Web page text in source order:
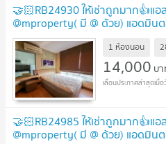
🤝🏻RB24930 ให้เช่าถูกมาก👍แ
@mproperty( มี @ ด้วย) แอดมิน
1 ห้องนอน
14,000 บ
🤝🏻RB24985 ให้เช่าถูกมาก👍แ
@mproperty( มี @ ด้วย) แอดมิน